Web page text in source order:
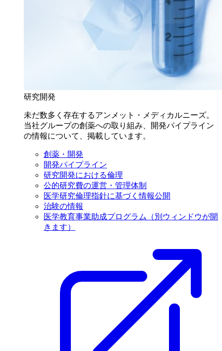
研究開発
未だ数多く存在するアンメット・メディカルニーズ。
当社グループの創薬への取り組み、開発パイプライン
の情報について、掲載しています。
創薬・開発
開発パイプライン
研究開発における倫理
公的研究費の運営・管理体制
医学研究倫理指針に基づく情報公開
治験の情報
医学教育事業助成プログラム
（別ウィンドウが開
きます）